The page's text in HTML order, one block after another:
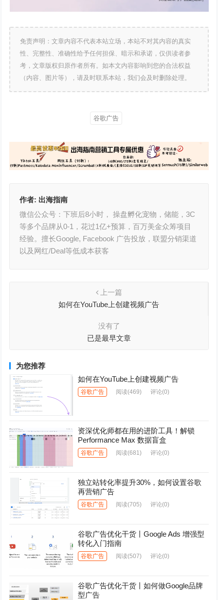
免责声明：文章内容不代表本站立场，本站不对其内容的真实
性、完整性、准确性给予任何担保、暗示和承诺，仅供读者参
考，文章版权归原作者所有。如本文内容影响到您的合法权益
（内容、图片等），请及时联系本站，我们会及时删除处理。
谷歌广告
作者: 出海指南
微信公众号：下班后8小时， 操盘孵化宠物，储能，3C
等多个品牌从0-1，花过1亿+预算，百万美金众筹项目
经验。擅长Google, Facebook 广告投放，联盟分销渠道
以及网红/Deal等低成本获客
上一篇
如何在YouTube上创建视频广告
没有了
已是最早文章
为您推荐
如何在YouTube上创建视频广告
谷歌广告 阅读(469) 评论(0)
资深优化师都在用的进阶工具！解锁
Performance Max 数据盲盒
谷歌广告 阅读(681) 评论(0)
独立站转化率提升30%，如何设置谷歌
再营销广告
谷歌广告 阅读(705) 评论(0)
谷歌广告优化干货丨Google Ads 增强型
转化入门指南
谷歌广告 阅读(507) 评论(0)
谷歌广告优化干货丨如何做Google品牌
型广告